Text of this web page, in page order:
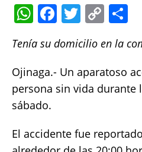
W
at
s
A
p
p
F
a
c
e
b
o
k
T
w
it
te
r
C
p
y
Li
k
a
Tenía su domicilio en la
Ojinaga.- Un aparatoso
persona sin vida durante
sábado.
El accidente fue